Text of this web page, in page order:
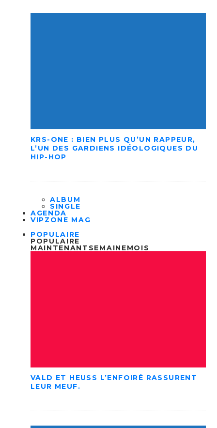
KRS-ONE : BIEN PLUS QU’UN RAPPEUR,
L’UN DES GARDIENS IDÉOLOGIQUES DU
HIP-HOP
ALBUM
SINGLE
AGENDA
VIPZONE MAG
POPULAIRE
POPULAIRE
MAINTENANT SEMAINEMOIS
VALD ET HEUSS L’ENFOIRÉ RASSURENT
LEUR MEUF.